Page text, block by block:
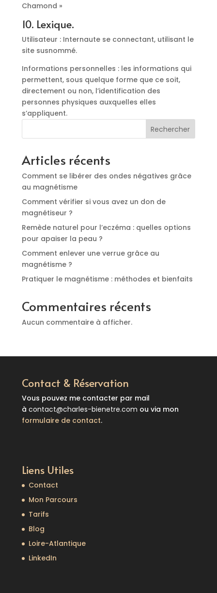
Chamond »
10. Lexique.
Utilisateur : Internaute se connectant, utilisant le
site susnommé.
Informations personnelles : les informations qui
permettent, sous quelque forme que ce soit,
directement ou non, l’identification des
personnes physiques auxquelles elles
s’appliquent.
Rechercher
Articles récents
Comment se libérer des ondes négatives grâce
au magnétisme
Comment vérifier si vous avez un don de
magnétiseur ?
Remède naturel pour l’eczéma : quelles options
pour apaiser la peau ?
Comment enlever une verrue grâce au
magnétisme ?
Pratiquer le magnétisme : méthodes et bienfaits
Commentaires récents
Aucun commentaire à afficher.
Contact & Réservation
Vous pouvez me contacter par mail
à contact@charles-bienetre.com ou via mon
formulaire de contact.
Liens Utiles
Contact
Mon Parcours
Tarifs
Blog
Loire-Atlantique
LinkedIn